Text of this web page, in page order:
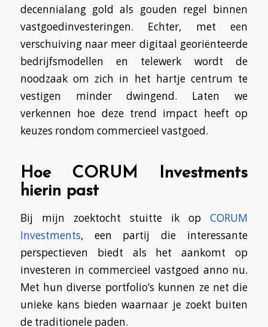
decennialang gold als gouden regel binnen
vastgoedinvesteringen. Echter, met een
verschuiving naar meer digitaal georiënteerde
bedrijfsmodellen en telewerk wordt de
noodzaak om zich in het hartje centrum te
vestigen minder dwingend. Laten we
verkennen hoe deze trend impact heeft op
keuzes rondom commercieel vastgoed.
Hoe CORUM Investments
hierin past
Bij mijn zoektocht stuitte ik opCORUM
Investments, een partij die interessante
perspectieven biedt als het aankomt op
investeren in commercieel vastgoed anno nu.
Met hun diverse portfolio’s kunnen ze net die
unieke kans bieden waarnaar je zoekt buiten
de traditionele paden.